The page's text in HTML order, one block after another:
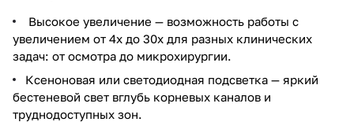
Высокое увеличение — возможность работы с
увеличением от 4х до 30х для разных клинических
задач: от осмотра до микрохирургии.
Ксеноновая или светодиодная подсветка — яркий
бестеневой свет вглубь корневых каналов и
труднодоступных зон.